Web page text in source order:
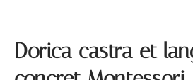
Dorica castra et